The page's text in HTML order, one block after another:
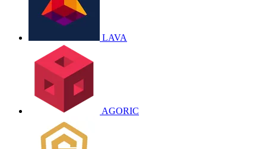
LAVA
AGORIC